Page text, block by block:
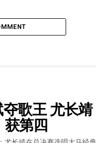
歌王 尤长靖
获第四